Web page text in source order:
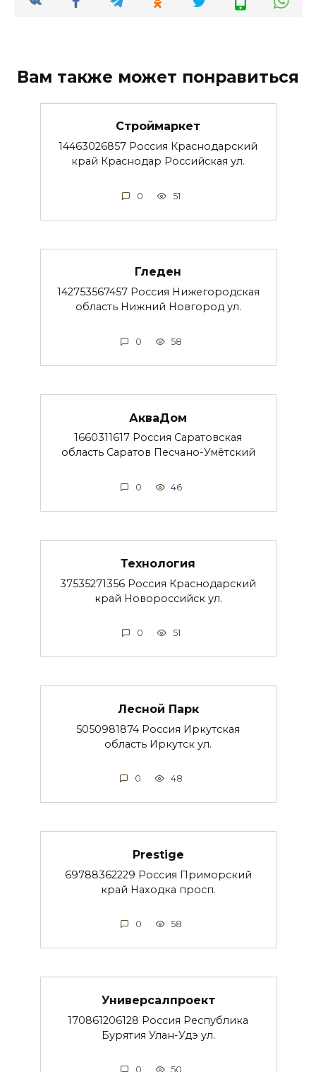
Вам также может понравиться
Строймаркет
14463026857 Россия Краснодарский
край Краснодар Российская ул.
0 51
Гледен
142753567457 Россия Нижегородская
область Нижний Новгород ул.
0 58
АкваДом
1660311617 Россия Саратовская
область Саратов Песчано-Умётский
0 46
Технология
37535271356 Россия Краснодарский
край Новороссийск ул.
0 51
Лесной Парк
5050981874 Россия Иркутская
область Иркутск ул.
0 48
Prestige
69788362229 Россия Приморский
край Находка просп.
0 58
Универсалпроект
170861206128 Россия Республика
Бурятия Улан-Удэ ул.
0 50